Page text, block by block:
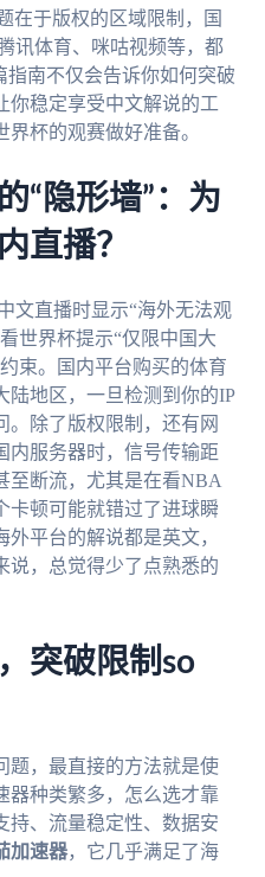
在于版权的区域限制，国
讯体育、咪咕视频等，都
指南不仅会告诉你如何突破
你稳定享受中文解说的工
杯的观赛做好准备。
“隐形墙”：为
直播？
文直播时显示“海外无法观
世界杯提示“仅限中国大
束。国内平台购买的体育
陆地区，一旦检测到你的IP
。除了版权限制，还有网
服务器时，信号传输距
至断流，尤其是在看NBA
卡顿可能就错过了进球瞬
平台的解说都是英文，
说，总觉得少了点熟悉的
突破限制so
题，最直接的方法就是使
器种类繁多，怎么选才靠
持、流量稳定性、数据安
加速器，它几乎满足了海